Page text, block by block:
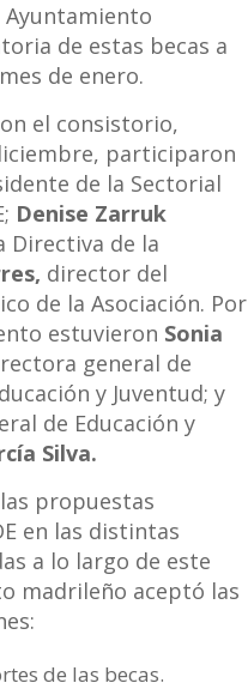
Ayuntamiento
de estas becas a
de enero.
el consistorio,
participaron
de la Sectorial
Denise Zarruk
Directiva de la
director del
de la Asociación. Por
estuvieron Sonia
general de
y Juventud; y
de Educación y
Silva.
propuestas
en las distintas
a lo largo de este
madrileño aceptó las
de las becas.